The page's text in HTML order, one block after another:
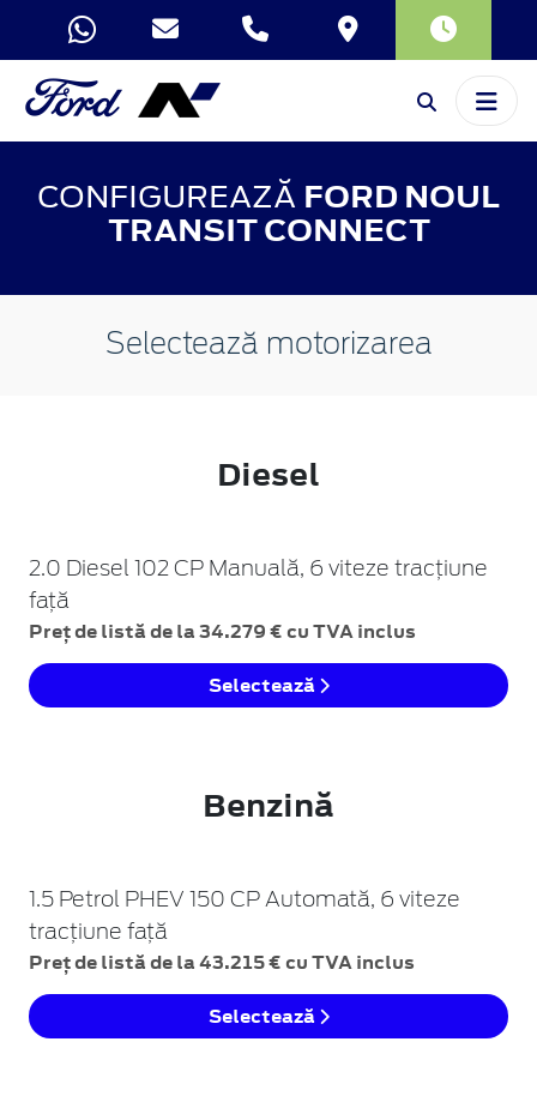
CONFIGUREAZĂ FORD NOUL
TRANSIT CONNECT
Selectează motorizarea
Diesel
2.0 Diesel 102 CP Manuală, 6 viteze tracțiune
față
Preț de listă de la 34.279 € cu TVA inclus
Selectează
Benzină
1.5 Petrol PHEV 150 CP Automată, 6 viteze
tracțiune față
Preț de listă de la 43.215 € cu TVA inclus
Selectează